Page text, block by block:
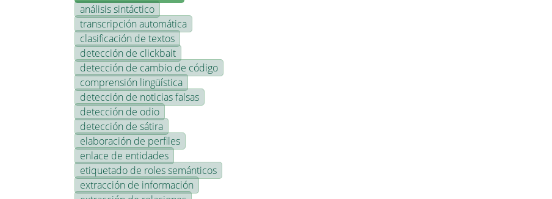
análisis sintáctico
transcripción automática
clasificación de textos
detección de clickbait
detección de cambio de código
comprensión lingüística
detección de noticias falsas
detección de odio
detección de sátira
elaboración de perfiles
enlace de entidades
etiquetado de roles semánticos
extracción de información